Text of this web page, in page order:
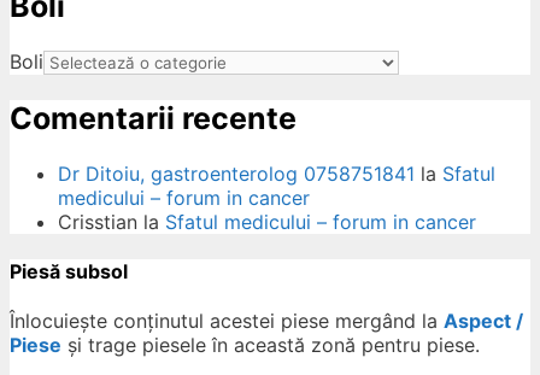
Boli
Comentarii recente
Dr Ditoiu, gastroenterolog 0758751841 la Sfatul
medicului – forum in cancer
Crisstian la Sfatul medicului – forum in cancer
Piesă subsol
Înlocuiește conținutul acestei piese mergând la Aspect /
Piese și trage piesele în această zonă pentru piese.